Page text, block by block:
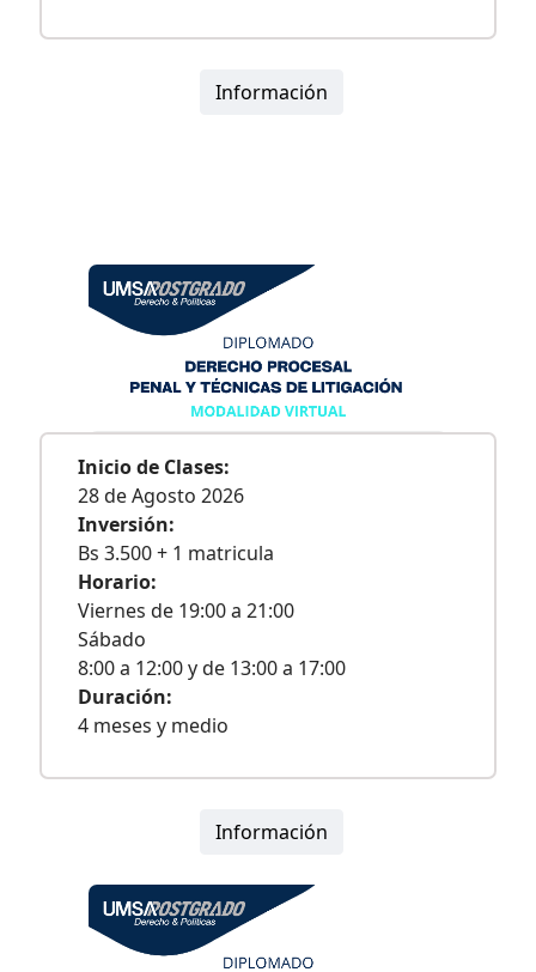
Información
Inicio de Clases:
28 de Agosto 2026
Inversión:
Bs 3.500 + 1 matricula
Horario:
Viernes de 19:00 a 21:00
Sábado
8:00 a 12:00 y de 13:00 a 17:00
Duración:
4 meses y medio
Información